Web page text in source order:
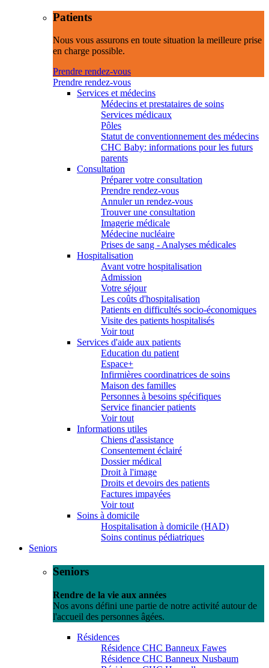
Patients
Nous vous assurons en toute situation la meilleure prise
en charge possible.
Prendre rendez-vous
Prendre rendez-vous
Services et médecins
Médecins et prestataires de soins
Services médicaux
Pôles
Statut de conventionnement des médecins
CHC Baby: informations pour les futurs
parents
Consultation
Préparer votre consultation
Prendre rendez-vous
Annuler un rendez-vous
Trouver une consultation
Imagerie médicale
Médecine nucléaire
Prises de sang - Analyses médicales
Hospitalisation
Avant votre hospitalisation
Admission
Votre séjour
Les coûts d'hospitalisation
Patients en difficultés socio-économiques
Visite des patients hospitalisés
Voir tout
Services d'aide aux patients
Education du patient
Espace+
Infirmières coordinatrices de soins
Maison des familles
Personnes à besoins spécifiques
Service financier patients
Voir tout
Informations utiles
Chiens d'assistance
Consentement éclairé
Dossier médical
Droit à l'image
Droits et devoirs des patients
Factures impayées
Voir tout
Soins à domicile
Hospitalisation à domicile (HAD)
Soins continus pédiatriques
Seniors
Seniors
Rendre de la vie aux années
Nos avons défini une partie de notre activité autour de
l'accueil des personnes âgées.
Résidences
Résidence CHC Banneux Fawes
Résidence CHC Banneux Nusbaum